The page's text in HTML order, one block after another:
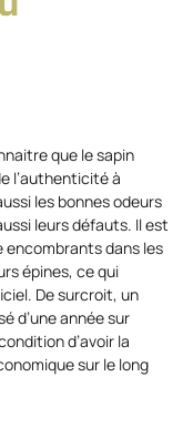
que le sapin
l’authenticité à
les bonnes odeurs
leurs défauts. Il est
encombrants dans les
épines, ce qui
De surcroit, un
d’une année sur
d’avoir la
sur le long